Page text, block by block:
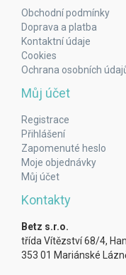
Obchodní podmínky
Doprava a platba
Kontaktní údaje
Cookies
Ochrana osobních
Můj účet
Registrace
Přihlášení
Zapomenuté heslo
Moje objednávky
Můj účet
Kontakty
Betz s.r.o.
třída Vítězství 68/4,
353 01 Mariánské